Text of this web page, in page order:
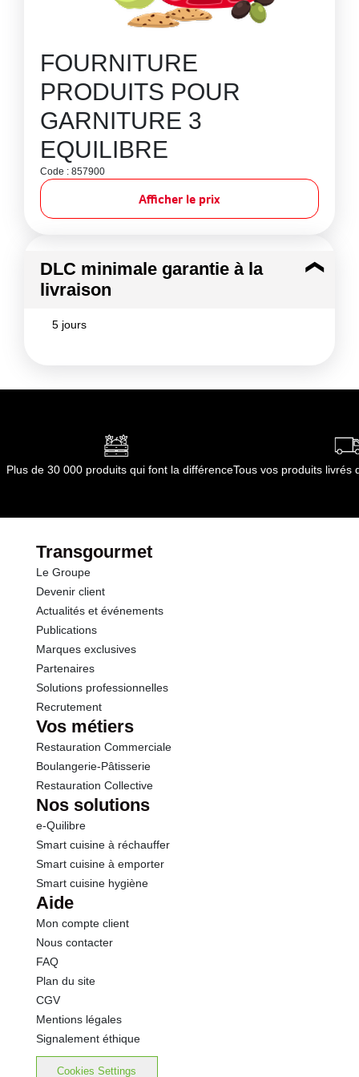
FOURNITURE
PRODUITS POUR
GARNITURE 3
EQUILIBRE
Code : 857900
Afficher le prix
DLC minimale garantie à la
livraison
5 jours
Plus de 30 000 produits qui font la différenceTous vos produits livrés
Transgourmet
Le Groupe
Devenir client
Actualités et événements
Publications
Marques exclusives
Partenaires
Solutions professionnelles
Recrutement
Vos métiers
Restauration Commerciale
Boulangerie-Pâtisserie
Restauration Collective
Nos solutions
e-Quilibre
Smart cuisine à réchauffer
Smart cuisine à emporter
Smart cuisine hygiène
Aide
Mon compte client
Nous contacter
FAQ
Plan du site
CGV
Mentions légales
Signalement éthique
Cookies Settings